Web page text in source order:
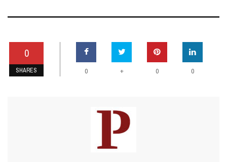
0
SHARES 0 + 0 0